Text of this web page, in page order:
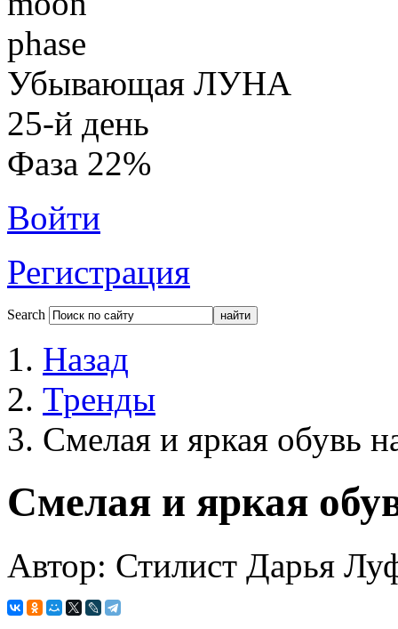
Убывающая ЛУНА
25-й день
Фаза 22%
Войти
Регистрация
Search
Назад
Тренды
Смелая и яркая обувь
Смелая и яркая
Автор: Стилист Дарья